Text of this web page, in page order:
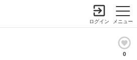
メニュー
ログイン
0